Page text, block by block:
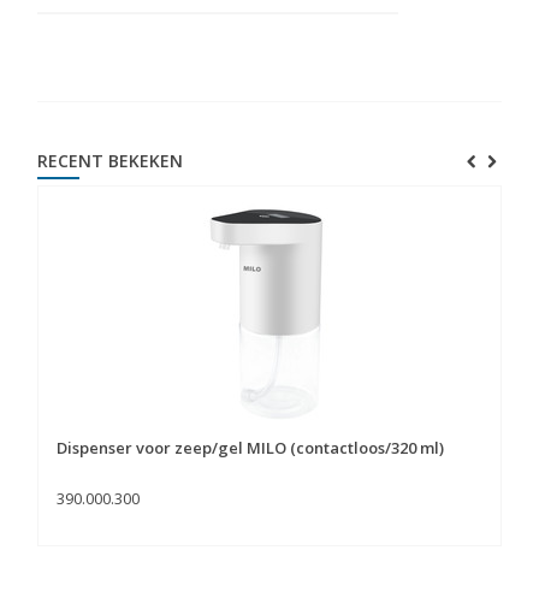
RECENT BEKEKEN
Dispenser voor zeep/gel MILO (contactloos/320 ml)
390.000.300